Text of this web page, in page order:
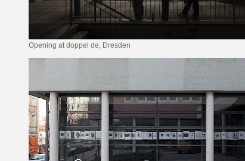
Opening at doppel de, Dresden